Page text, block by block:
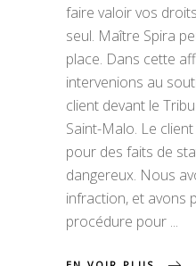
faire valoir vos
seul. Maître Spira
place. Dans cette
intervenions au
client devant le
Saint-Malo. Le
pour des faits de
dangereux. Nous
infraction, et avons
procédure pour